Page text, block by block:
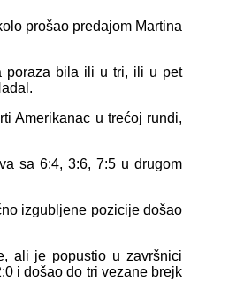
prošao predajom Martina
poraza bila ili u tri, ili u pet
Amerikanac u trećoj rundi,
sa 6:4, 3:6, 7:5 u drugom
izgubljene pozicije došao
ali je popustio u završnici
i došao do tri vezane brejk